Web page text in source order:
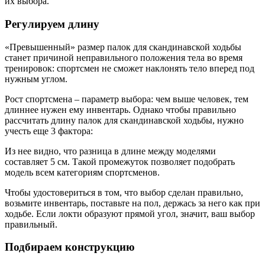
Регулируем длину
«Превышенный» размер палок для скандинавской ходьбы
станет причиной неправильного положения тела во время
тренировок: спортсмен не сможет наклонять тело вперед под
нужным углом.
Рост спортсмена – параметр выбора: чем выше человек, тем
длиннее нужен ему инвентарь. Однако чтобы правильно
рассчитать длину палок для скандинавской ходьбы, нужно
учесть еще 3 фактора:
Из нее видно, что разница в длине между моделями
составляет 5 см. Такой промежуток позволяет подобрать
модель всем категориям спортсменов.
Чтобы удостовериться в том, что выбор сделан правильно,
возьмите инвентарь, поставьте на пол, держась за него как при
ходьбе. Если локти образуют прямой угол, значит, ваш выбор
правильный.
Подбираем конструкцию